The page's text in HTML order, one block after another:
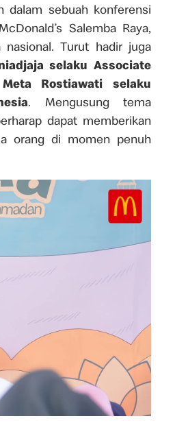
dalam sebuah konferensi
Salemba Raya,
Turut hadir juga
selaku Associate
Meta Rostiawati selaku
. Mengusung tema
dapat memberikan
orang di momen penuh